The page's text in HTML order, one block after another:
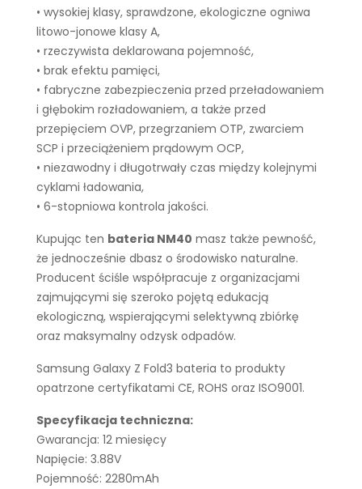
• wysokiej klasy, sprawdzone, ekologiczne ogniwa
litowo-jonowe klasy A,
• rzeczywista deklarowana pojemność,
• brak efektu pamięci,
• fabryczne zabezpieczenia przed przeładowaniem
i głębokim rozładowaniem, a także przed
przepięciem OVP, przegrzaniem OTP, zwarciem
SCP i przeciążeniem prądowym OCP,
• niezawodny i długotrwały czas między kolejnymi
cyklami ładowania,
• 6-stopniowa kontrola jakości.
Kupując ten bateria NM40 masz także pewność,
że jednocześnie dbasz o środowisko naturalne.
Producent ściśle współpracuje z organizacjami
zajmującymi się szeroko pojętą edukacją
ekologiczną, wspierającymi selektywną zbiórkę
oraz maksymalny odzysk odpadów.
Samsung Galaxy Z Fold3 bateria to produkty
opatrzone certyfikatami CE, ROHS oraz ISO9001.
Specyfikacja techniczna:
Gwarancja: 12 miesięcy
Napięcie: 3.88V
Pojemność: 2280mAh